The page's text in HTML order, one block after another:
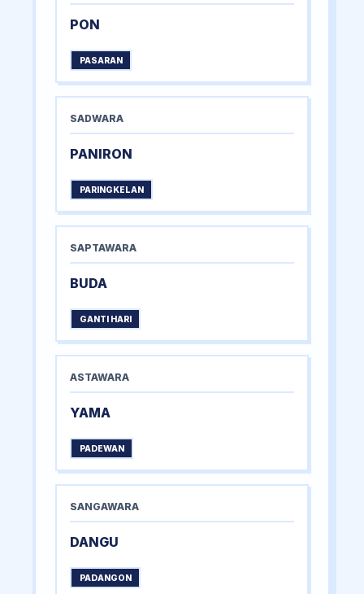
PON
PASARAN
SADWARA
PANIRON
PARINGKELAN
SAPTAWARA
BUDA
GANTI HARI
ASTAWARA
YAMA
PADEWAN
SANGAWARA
DANGU
PADANGON